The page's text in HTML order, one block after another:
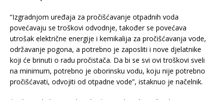
“Izgradnjom uređaja za pročišćavanje otpadnih voda
povećavaju se troškovi odvodnje, također se povećava
utrošak električne energije i kemikalija za pročišćavanja vode,
održavanje pogona, a potrebno je zaposliti i nove djelatnike
koji će brinuti o radu pročistača. Da bi se svi ovi troškovi sveli
na minimum, potrebno je oborinsku vodu, koju nije potrebno
pročišćavati, odvojiti od otpadne vode”, istaknuo je načelnik.